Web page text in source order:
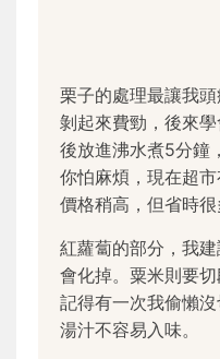
栗子的處理最讓我
剝起來費勁，後來
後放進沸水煮5分鐘
你怕麻煩，現在超
價格稍高，但省時很
紅蘿蔔的部分，我
會化掉。粟米則要
記得有一次我偷懶
湯汁不容易入味。